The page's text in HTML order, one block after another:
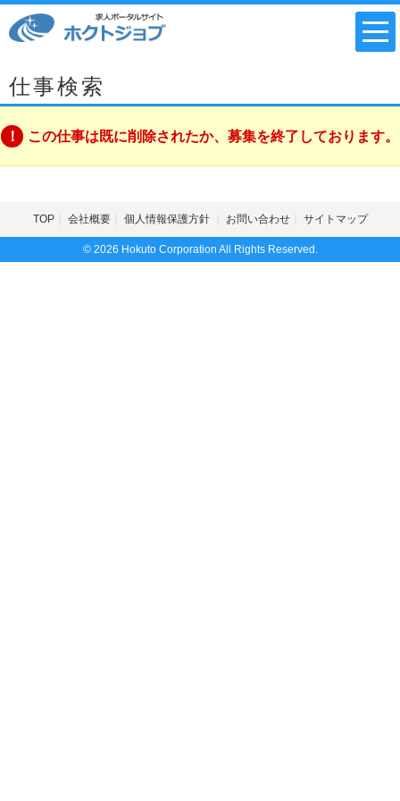
仕事検索
この仕事は既に削除されたか、募集を終了しております。
TOP 会社概要 個人情報保護方針 お問い合わせ サイトマップ
© 2026 Hokuto Corporation All Rights Reserved.